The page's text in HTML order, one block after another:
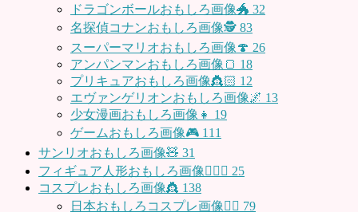
ドラゴンボールおもしろ画像🐲 32
名探偵コナンおもしろ画像🕵️ 83
スーパーマリオおもしろ画像🍄 26
アンパンマンおもしろ画像🍞 18
プリキュアおもしろ画像👸🏻 12
エヴァンゲリオンおもしろ画像🌌 13
少女漫画おもしろ画像👧 19
ゲームおもしろ画像🎮 111
サンリオおもしろ画像🧸 31
フィギュア人形おもしろ画像🧍🏼‍♂️ 25
コスプレおもしろ画像👸 138
日本おもしろコスプレ画像🧝‍♀️ 79